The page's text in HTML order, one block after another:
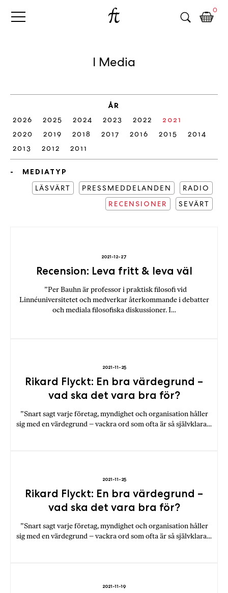
Fri
B
o
n
p
å
n
t
t
,
k
k
e
r
o
e
h
o
F
r
e
0
I Media
ÅR
2026
2025 2024 2023 2022
2021
2020
2019 2018 2017 2016 2015
2014
2013
2012 2011
MEDIATYP
LÄSVÄRT
PRESSMEDDELANDEN
RADIO
RECENSIONER
SEVÄRT
2021-12-27
Recension: Leva fritt & leva väl
”Per Bauhn är professor i praktisk filosofi vid
Linnéuniversitetet och medverkar återkommande i debatter
och mediala filosofiska diskussioner. I…
2021-11-25
Rikard Flyckt: En bra värdegrund –
vad ska det vara bra för?
”Snart sagt varje företag, myndighet och organisation håller
sig med en värdegrund – vackra ord som ofta är så självklara…
2021-11-25
Rikard Flyckt: En bra värdegrund –
vad ska det vara bra för?
”Snart sagt varje företag, myndighet och organisation håller
sig med en värdegrund – vackra ord som ofta är så självklara…
2021-11-19